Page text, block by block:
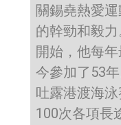
關錫堯熱愛
的幹勁和毅
開始，他每
今參加了53
吐露港渡海
100次各項長